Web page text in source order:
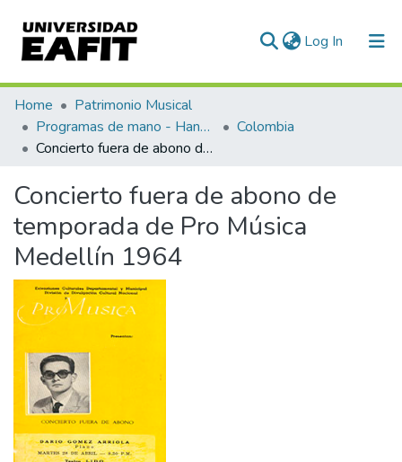
Log In (current)
Communities & Collections
All of DSpace
Home
Patrimonio Musical
Programas de mano - Hand programs
Colombia
Concierto fuera de abono de temporada de Pro Música Medellín 1964
Concierto fuera de abono de
temporada de Pro Música
Medellín 1964